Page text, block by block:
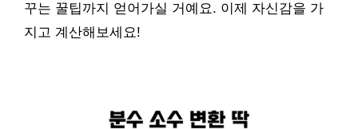
꾸는 꿀팁까지 얻어가실 거예요. 이제 자신감을 가
지고 계산해보세요!